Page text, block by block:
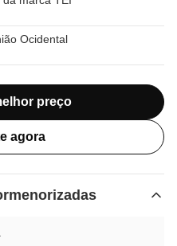
Ocidental
preço
agora